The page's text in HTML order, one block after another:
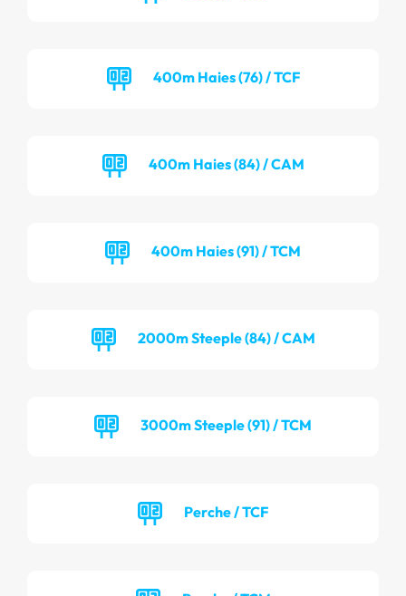
400m Haies (76) / TCF
400m Haies (84) / CAM
400m Haies (91) / TCM
2000m Steeple (84) / CAM
3000m Steeple (91) / TCM
Perche / TCF